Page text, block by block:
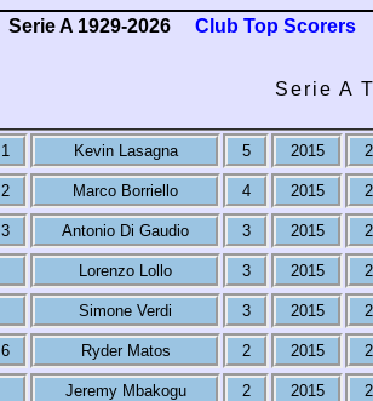
Serie A 1929-2026 Club Top Scorers
Serie A
1 Kevin Lasagna 5 2015
2 Marco Borriello 4 2015
3 Antonio Di Gaudio 3 2015
Lorenzo Lollo 3 2015
Simone Verdi 3 2015
6 Ryder Matos 2 2015
Jeremy Mbakogu 2 2015